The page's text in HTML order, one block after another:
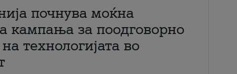
почнува моќна
кампања за поодговорно
технологијата во